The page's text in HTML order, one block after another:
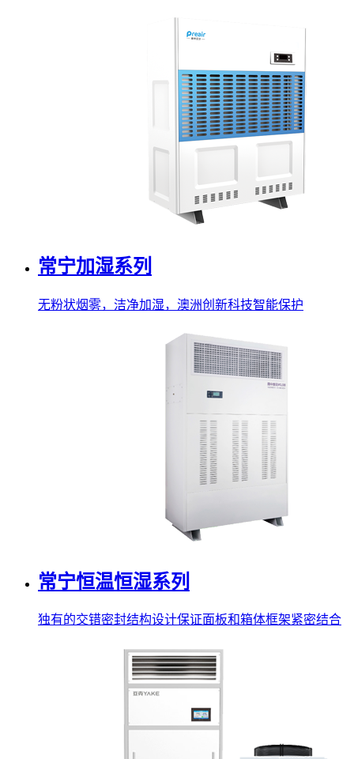
常宁加湿系列
无粉状烟雾，洁净加湿，澳洲创新科技智能保护
常宁恒温恒湿系列
独有的交错密封结构设计保证面板和箱体框架紧密结合